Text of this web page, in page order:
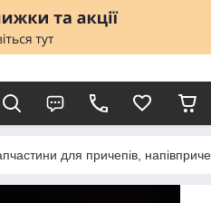
для причепів,